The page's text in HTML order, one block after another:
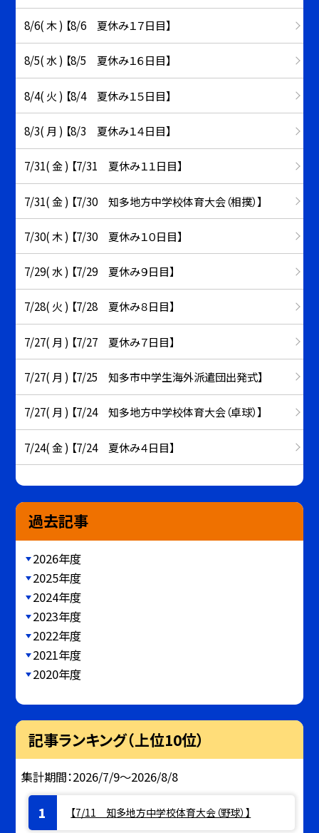
8/6( 木 ) 【8/6 夏休み１７日目】
8/5( 水 ) 【8/5 夏休み１６日目】
8/4( 火 ) 【8/4 夏休み１５日目】
8/3( 月 ) 【8/3 夏休み１４日目】
7/31( 金 ) 【7/31 夏休み１１日目】
7/31( 金 ) 【7/30 知多地方中学校体育大会（相撲）】
7/30( 木 ) 【7/30 夏休み１０日目】
7/29( 水 ) 【7/29 夏休み９日目】
7/28( 火 ) 【7/28 夏休み８日目】
7/27( 月 ) 【7/27 夏休み７日目】
7/27( 月 ) 【7/25 知多市中学生海外派遣団出発式】
7/27( 月 ) 【7/24 知多地方中学校体育大会（卓球）】
7/24( 金 ) 【7/24 夏休み４日目】
過去記事
2026年度
2025年度
2024年度
2023年度
2022年度
2021年度
2020年度
記事ランキング（上位10位）
集計期間：2026/7/9～2026/8/8
【7/11 知多地方中学校体育大会（野球）】